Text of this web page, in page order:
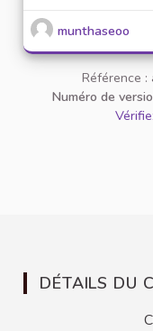
munthaseoo
Référence
Numéro de
DÉTAILS DU